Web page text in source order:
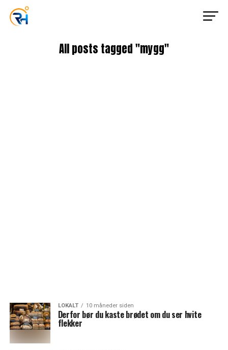
All posts tagged "mygg"
LOKALT 10 måneder siden
Derfor bør du kaste brødet om du ser hvite
flekker